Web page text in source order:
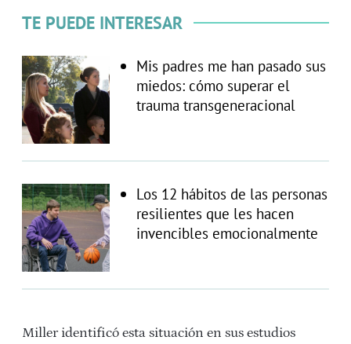
TE PUEDE INTERESAR
Mis padres me han pasado sus
miedos: cómo superar el
trauma transgeneracional
Los 12 hábitos de las personas
resilientes que les hacen
invencibles emocionalmente
Miller identificó esta situación en sus estudios